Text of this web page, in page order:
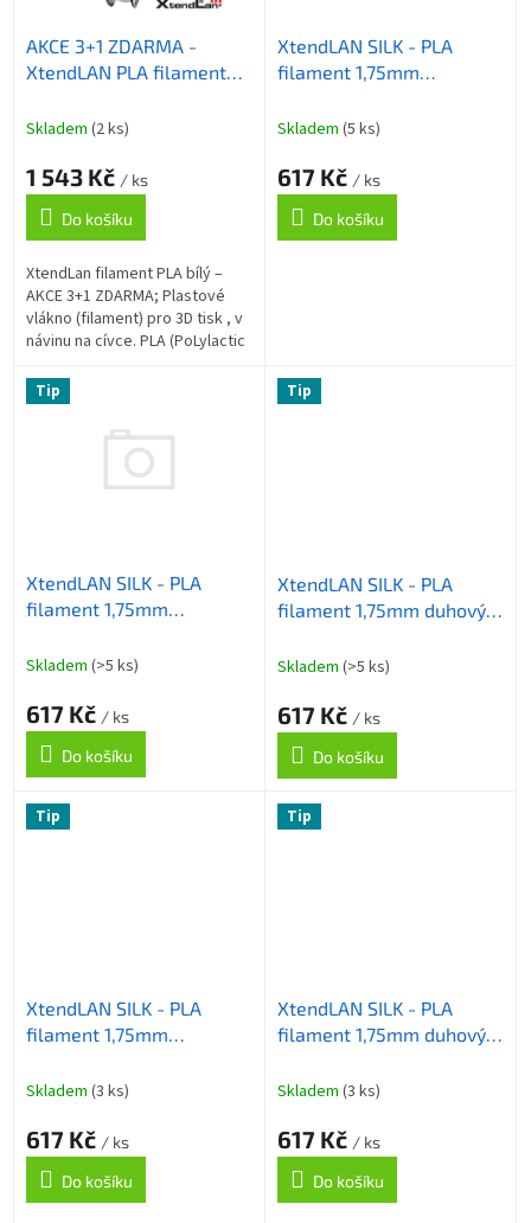
AKCE 3+1 ZDARMA -
XtendLAN PLA filament
Skladem (2 ks)
1 543 Kč / ks
Do košíku
XtendLan filament PLA bílý –
AKCE 3+1 ZDARMA; Plastové
vlákno (filament) pro 3D tisk , v
návinu na cívce. PLA (PoLylactic
nejpopulárnější 3D...
XtendLAN SILK - PLA
filament 1,75mm
1kg
Skladem (5 ks)
617 Kč / ks
Do košíku
Tip
XtendLAN SILK - PLA
filament 1,75mm
1kg
Skladem (>5 ks)
617 Kč / ks
Do košíku
Tip
XtendLAN SILK - PLA
filament 1,75mm duhový -
Skladem (>5 ks)
617 Kč / ks
Do košíku
Tip
XtendLAN SILK - PLA
filament 1,75mm
1kg
Skladem (3 ks)
617 Kč / ks
Do košíku
Tip
XtendLAN SILK - PLA
filament 1,75mm duhový -
Skladem (3 ks)
617 Kč / ks
Do košíku